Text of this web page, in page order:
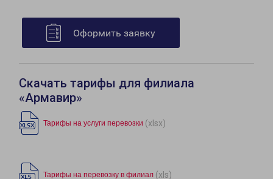
Оформить заявку
Скачать тарифы для филиала
«Армавир»
Тарифы на услуги перевозки (xlsx)
Тарифы на перевозку в филиал (xls)